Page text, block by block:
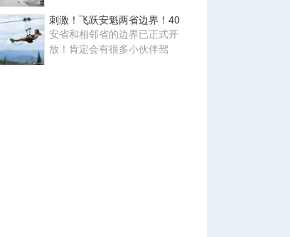
刺激！飞跃安魁两省边界！40
安省和相邻省的边界已正式开
放！肯定会有很多小伙伴驾